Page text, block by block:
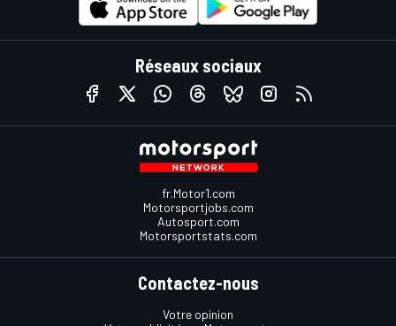
Réseaux sociaux
fr.Motor1.com
Motorsportjobs.com
Autosport.com
Motorsportstats.com
Contactez-nous
Votre opinion